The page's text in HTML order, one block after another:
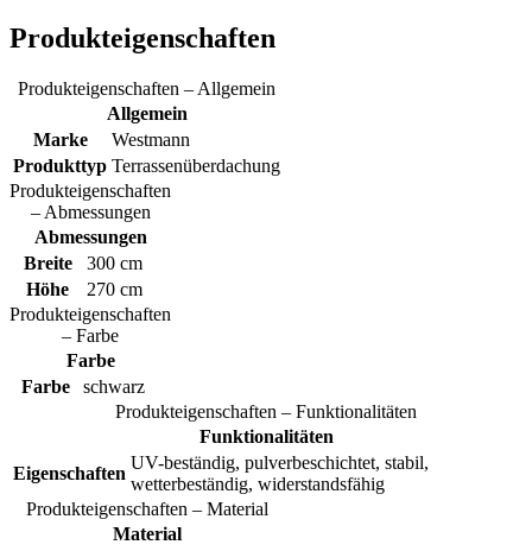
Produkteigenschaften
Produkteigenschaften – Allgemein
Allgemein
Marke
Westmann
Produkttyp Terrassenüberdachung
Produkteigenschaften
– Abmessungen
Abmessungen
Breite
300 cm
Höhe
270 cm
Produkteigenschaften
– Farbe
Farbe
Farbe
schwarz
Produkteigenschaften – Funktionalitäten
Funktionalitäten
Eigenschaften
UV-beständig, pulverbeschichtet, stabil,
wetterbeständig, widerstandsfähig
Produkteigenschaften – Material
Material